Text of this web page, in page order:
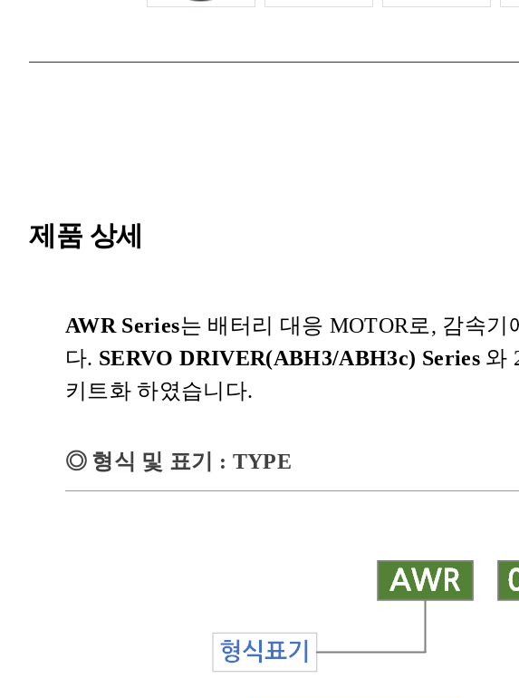
제품 상세
AWR Series는 배터리 대응 MOTOR 로 , 감속기
다. SERVO DRIVER(ABH3/ABH3c) Series 와
키트화 하였습니다.
◎ 형식 및 표기 : TYPE